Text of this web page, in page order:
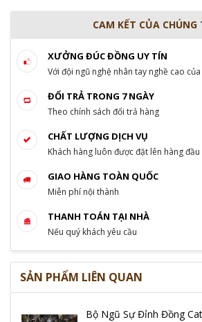
CAM KẾT CỦA CHÚNG
XƯỞNG ĐÚC ĐỒNG UY TÍN
Với đội ngũ nghệ nhân tay nghề cao
ĐỔI TRẢ TRONG 7 NGÀY
Theo chính sách đổi trả hàng
CHẤT LƯỢNG DỊCH VỤ
Khách hàng luôn được đặt lên hàng đầu
GIAO HÀNG TOÀN QUỐC
Miễn phí nội thành
THANH TOÁN TẠI NHÀ
Nếu quý khách yêu cầu
SẢN PHẨM LIÊN QUAN
Bộ Ngũ Sự Đỉnh Đồng